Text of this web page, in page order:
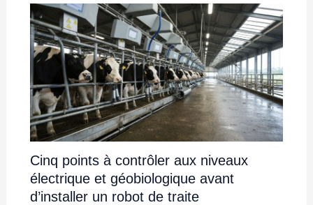
Cinq points à contrôler aux niveaux
électrique et géobiologique avant
d’installer un robot de traite